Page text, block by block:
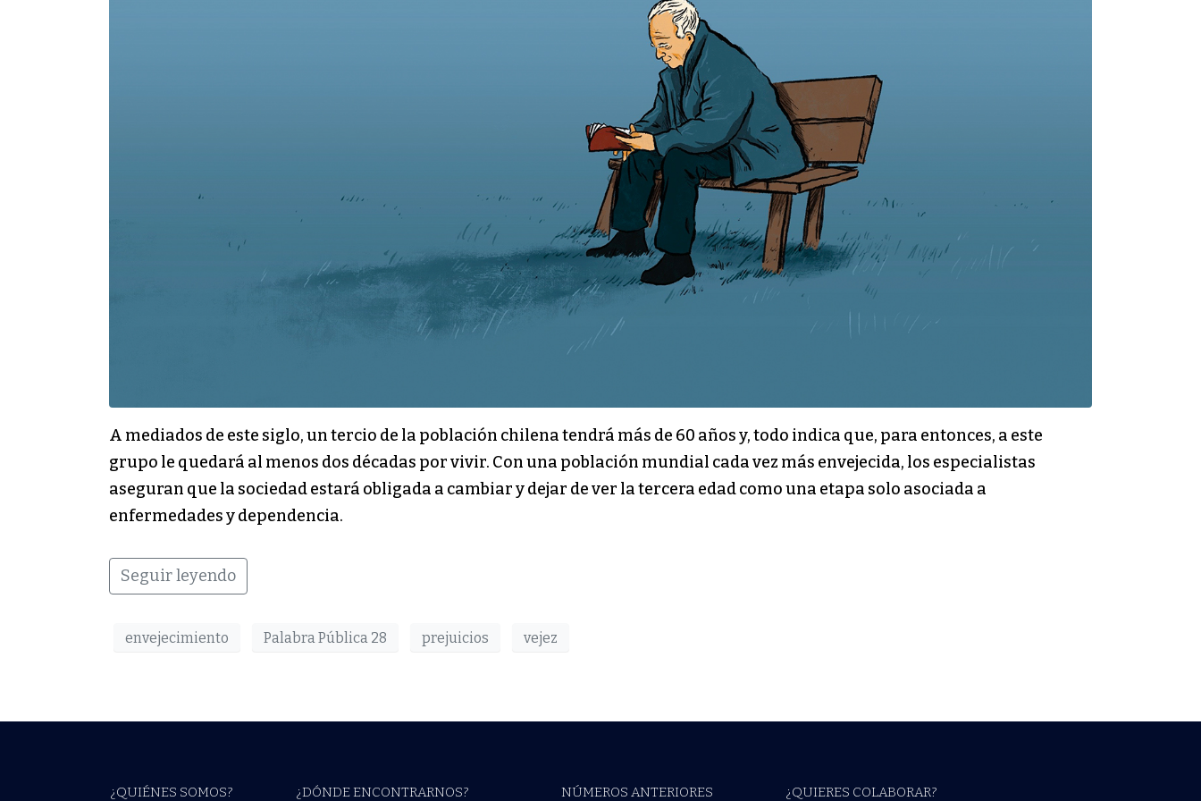
A mediados de este siglo, un tercio de la población chilena tendrá más de 60 años y, todo indica que, para entonces, a este
grupo le quedará al menos dos décadas por vivir. Con una población mundial cada vez más envejecida, los especialistas
aseguran que la sociedad estará obligada a cambiar y dejar de ver la tercera edad como una etapa solo asociada a
enfermedades y dependencia.
Seguir leyendo
envejecimiento Palabra Pública 28 prejuicios vejez
¿QUIÉNES SOMOS? ¿DÓNDE ENCONTRARNOS? NÚMEROS ANTERIORES ¿QUIERES COLABORAR?